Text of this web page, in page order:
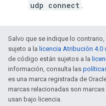
udp connect .
Salvo que se indique lo
sujeto a la licencia Atribución 4.0
de código están sujetos a la
información, consulta las
es una marca registrada de
marcas relacionadas son
usan bajo licencia.